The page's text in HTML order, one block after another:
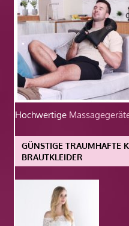
Hochwertige
GÜNSTIGE TRAUMHAFTE
BRAUTKLEIDER